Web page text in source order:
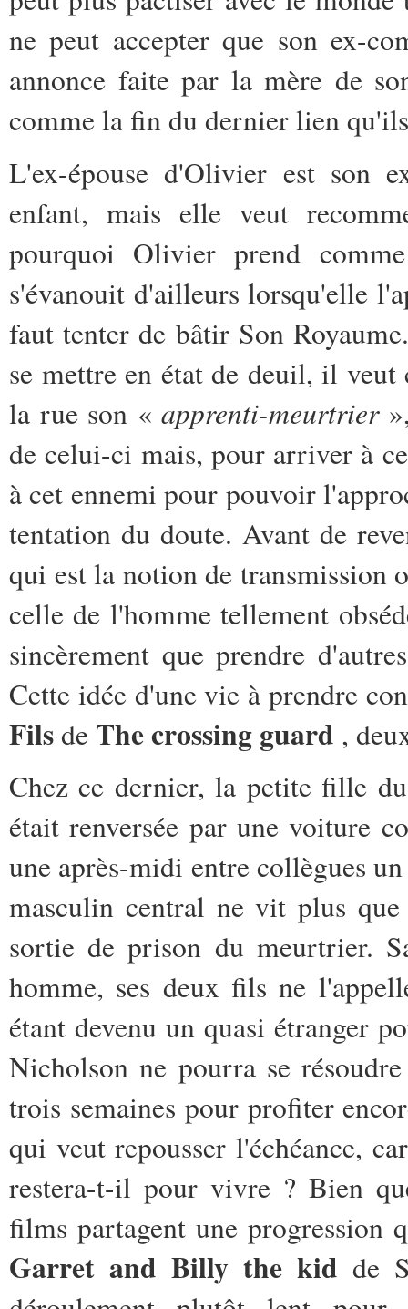
ne peut accepter que son ex-
annonce faite par la mère de
comme la fin du dernier lien
L'ex-épouse d'Olivier est son
enfant, mais elle veut
pourquoi Olivier prend
s'évanouit d'ailleurs lorsqu'elle
faut tenter de bâtir Son
se mettre en état de deuil, il
la rue son « apprenti-meurtrier
de celui-ci mais, pour arriver à
à cet ennemi pour pouvoir
tentation du doute. Avant de
qui est la notion de transmission
celle de l'homme tellement
sincèrement que prendre
Cette idée d'une vie à prendre
Filsde The crossing guard ,
Chez ce dernier, la petite fille
était renversée par une voiture
une après-midi entre collègues
masculin central ne vit plus
sortie de prison du meurtrier.
homme, ses deux fils ne
étant devenu un quasi étranger
Nicholson ne pourra se
trois semaines pour profiter
qui veut repousser l'échéance,
restera-t-il pour vivre ? Bien
films partagent une progression
Garret and Billy the kid de